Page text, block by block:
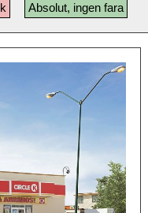
Absolut, ingen fara